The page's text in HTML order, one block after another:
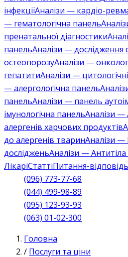
інфекціїАналізи — кардіо-
— гематологічна панель
пренатальної діагностики
панельАналізи — дослідження
остеопорозуАналізи —
гепатитиАналізи —
— алергологічна панель
панельАналізи — панель
імунологічна панельАналізи —
алергенів харчових продуктів
до алергенів тваринАналізи —
дослідженьАналізи —
ЛікаріСтаттіПитання-відповідь
(096) 773-77-68
(044) 499-98-89
(095) 123-93-93
(063) 01-02-300
Головна
/ Послуги та ціни